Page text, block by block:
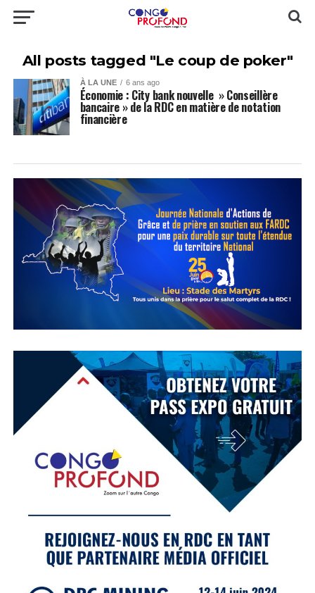
All posts tagged "Le coup de poker"
À LA UNE 6 ans ago
Économie : City bank nouvelle » Conseillère
bancaire » de la RDC en matière de notation
financière